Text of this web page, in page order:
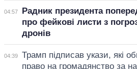
04:57
Радник президента
про фейкові листи з
дронів
04:39
Трамп підписав укази, які
право на громадянство за